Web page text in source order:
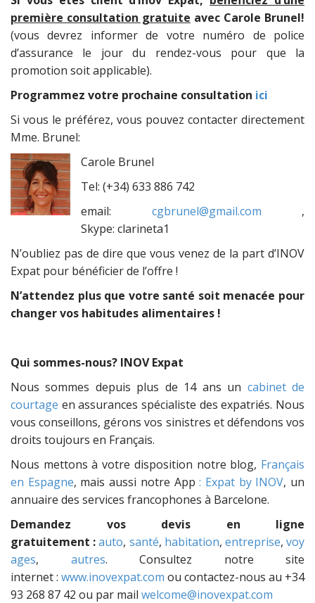
première consultation gratuite avec Carole Brunel!
(vous devrez informer de votre numéro de police
d’assurance le jour du rendez-vous pour que la
promotion soit applicable).
Programmez votre prochaine consultation ici
Si vous le préférez, vous pouvez contacter directement
Mme. Brunel:
Carole Brunel
Tel: (+34) 633 886 742
email: cgbrunel@gmail.com ,
Skype: clarineta1
N’oubliez pas de dire que vous venez de la part d’INOV
Expat pour bénéficier de l’offre !
N’attendez plus que votre santé soit menacée pour
changer vos habitudes alimentaires !
Qui sommes-nous? INOV Expat
Nous sommes depuis plus de 14 ans un cabinet de
courtage en assurances spécialiste des expatriés. Nous
vous conseillons, gérons vos sinistres et défendons vos
droits toujours en Français.
Nous mettons à votre disposition notre blog, Français
en Espagne, mais aussi notre App: Expat by INOV, un
annuaire des services francophones à Barcelone.
Demandez vos devis en ligne
gratuitement :auto, santé, habitation, entreprise,voy
ages, autres. Consultez notre site
internet : www.inovexpat.com ou contactez-nous au +34
93 268 87 42 ou par mail welcome@inovexpat.com